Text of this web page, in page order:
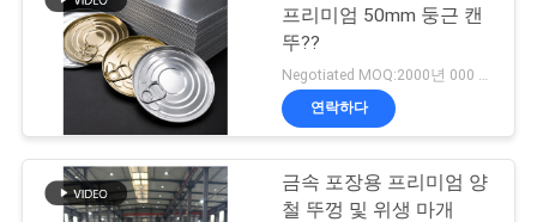
아연도강 코일
프리미엄 50mm 둥근 캔
뚜??
Negotiated MOQ:2000년 000 PC
연락하다
금속 포장용 프리미엄 양
철 뚜껑 및 위생 마개